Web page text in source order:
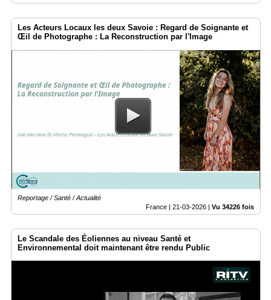
Les Acteurs Locaux les deux Savoie : Regard de Soignante et
Œil de Photographe : La Reconstruction par l'Image
Reportage / Santé / Actualité
France | 21-03-2026 | Vu 34226 fois
Le Scandale des Éoliennes au niveau Santé et
Environnemental doit maintenant être rendu Public